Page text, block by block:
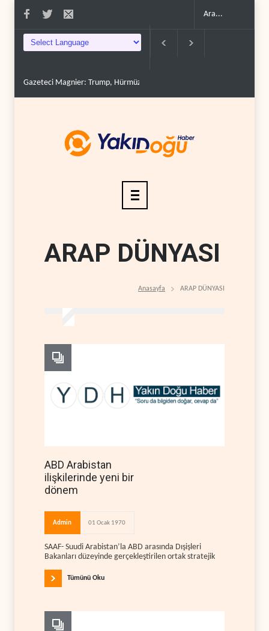
Gazeteci Magnier: Trump, Hürmüz Boğazı denetimini doğru..
ARAP DÜNYASI
Anasayfa ARAP DÜNYASI
ABD Arabistan
ilişkilerinde yeni bir
dönem
Admin 01 Ocak 1970
SAAF- Suudi Arabistan’la ABD arasında Dışişleri
Bakanları düzeyinde gerçekleştirilen ortak stratejik
Tümünü Oku